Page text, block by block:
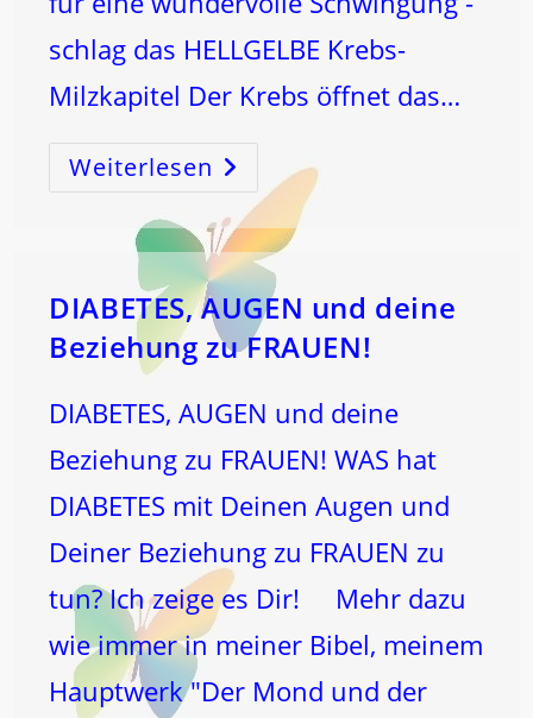
schlag das HELLGELBE Krebs-
Milzkapitel Der Krebs öffnet das…
Weiterlesen Krebs
Vollmond
DIABETES, AUGEN und deine
Beziehung zu FRAUEN!
DIABETES, AUGEN und deine
Beziehung zu FRAUEN! WAS hat
DIABETES mit Deinen Augen und
Deiner Beziehung zu FRAUEN zu
tun? Ich zeige es Dir! Mehr dazu
wie immer in meiner Bibel, meinem
Hauptwerk "Der Mond und der